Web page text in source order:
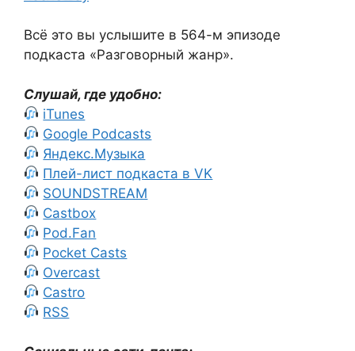
Всё это вы услышите в 564-м эпизоде
подкаста «Разговорный жанр».
Слушай, где удобно:
iTunes
Google Podcasts
Яндекс.Музыка
Плей-лист подкаста в VK
SOUNDSTREAM
Castbox
Pod.Fan
Pocket Casts
Overcast
Castro
RSS